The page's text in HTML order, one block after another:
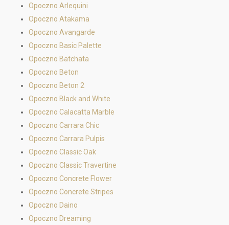
Opoczno Arlequini
Opoczno Atakama
Opoczno Avangarde
Opoczno Basic Palette
Opoczno Batchata
Opoczno Beton
Opoczno Beton 2
Opoczno Black and White
Opoczno Calacatta Marble
Opoczno Carrara Chic
Opoczno Carrara Pulpis
Opoczno Classic Oak
Opoczno Classic Travertine
Opoczno Concrete Flower
Opoczno Concrete Stripes
Opoczno Daino
Opoczno Dreaming